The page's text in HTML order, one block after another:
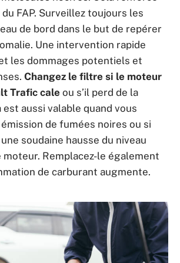
du FAP. Surveillez toujours les
de bord dans le but de repérer
Une intervention rapide
les dommages potentiels et
Changez le filtre si le moteur
Trafic cale ou s’il perd de la
est aussi valable quand vous
de fumées noires ou si
soudaine hausse du niveau
moteur. Remplacez-le également
de carburant augmente.